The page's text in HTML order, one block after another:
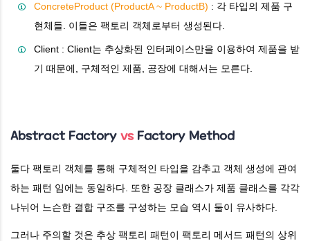
ConcreteProduct (ProductA ~ ProductB) : 각 타입의 제품 구
현체들. 이들은 팩토리 객체로부터 생성된다.
Client : Client는 추상화된 인터페이스만을 이용하여 제품을 받
기 때문에, 구체적인 제품, 공장에 대해서는 모른다.
Abstract Factory vs FactoryMethod
둘다 팩토리 객체를 통해 구체적인 타입을 감추고 객체 생성에 관여
하는 패턴 임에는 동일하다. 또한 공장 클래스가 제품 클래스를 각각
나뉘어 느슨한 결합 구조를 구성하는 모습 역시 둘이 유사하다.
그러나 주의할 것은 추상 팩토리 패턴이 팩토리 메서드 패턴의 상위